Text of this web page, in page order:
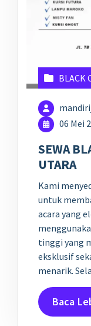
BLACK
06 Mei
SEWA
UTARA
Kami
untuk
acara yang
tinggi yang
eksklusif
menarik.
Baca